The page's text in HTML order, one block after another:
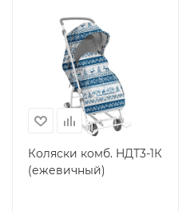
Коляски комб. НДТ3-1К
(ежевичный)